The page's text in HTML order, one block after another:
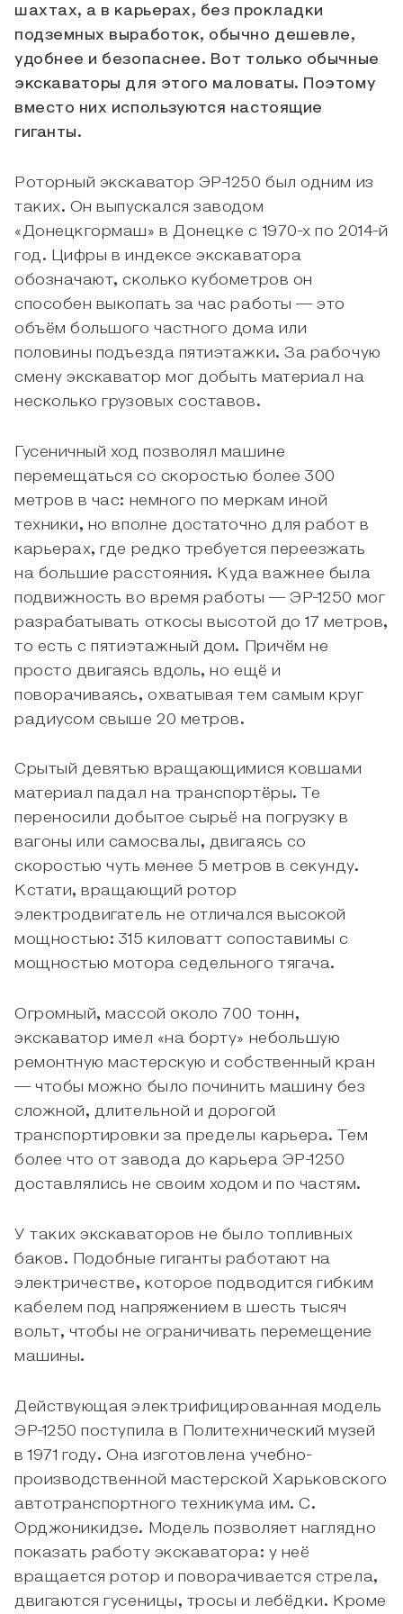
шахтах, а в карьерах, без прокладки
подземных выработок, обычно дешевле,
удобнее и безопаснее. Вот только обычные
экскаваторы для этого маловаты. Поэтому
вместо них используются настоящие
гиганты.
Роторный экскаватор ЭР-1250 был одним из
таких. Он выпускался заводом
«Донецкгормаш» в Донецке с 1970-х по 2014-й
год. Цифры в индексе экскаватора
обозначают, сколько кубометров он
способен выкопать за час работы — это
объём большого частного дома или
половины подъезда пятиэтажки. За рабочую
смену экскаватор мог добыть материал на
несколько грузовых составов.
Гусеничный ход позволял машине
перемещаться со скоростью более 300
метров в час: немного по меркам иной
техники, но вполне достаточно для работ в
карьерах, где редко требуется переезжать
на большие расстояния. Куда важнее была
подвижность во время работы — ЭР-1250 мог
разрабатывать откосы высотой до 17 метров,
то есть с пятиэтажный дом. Причём не
просто двигаясь вдоль, но ещё и
поворачиваясь, охватывая тем самым круг
радиусом свыше 20 метров.
Срытый девятью вращающимися ковшами
материал падал на транспортёры. Те
переносили добытое сырьё на погрузку в
вагоны или самосвалы, двигаясь со
скоростью чуть менее 5 метров в секунду.
Кстати, вращающий ротор
электродвигатель не отличался высокой
мощностью: 315 киловатт сопоставимы с
мощностью мотора седельного тягача.
Огромный, массой около 700 тонн,
экскаватор имел «на борту» небольшую
ремонтную мастерскую и собственный кран
— чтобы можно было починить машину без
сложной, длительной и дорогой
транспортировки за пределы карьера. Тем
более что от завода до карьера ЭР-1250
доставлялись не своим ходом и по частям.
У таких экскаваторов не было топливных
баков. Подобные гиганты работают на
электричестве, которое подводится гибким
кабелем под напряжением в шесть тысяч
вольт, чтобы не ограничивать перемещение
машины.
Действующая электрифицированная модель
ЭР-1250 поступила в Политехнический музей
в 1971 году. Она изготовлена учебно-
производственной мастерской Харьковского
автотранспортного техникума им. С.
Орджоникидзе. Модель позволяет наглядно
показать работу экскаватора: у неё
вращается ротор и поворачивается стрела,
двигаются гусеницы, тросы и лебёдки. Кроме